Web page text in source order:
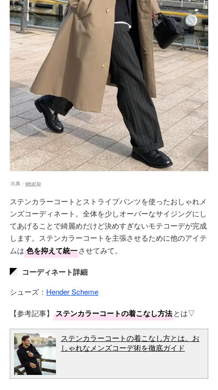
出典： wear.jp
ステンカラーコートとストライプパンツを使ったおしゃれメ
ンズコーディネート。全体を少しオーバーなサイジングにし
てあげることで綺麗めだけど決めすぎないモテコーデが完成
します。ステンカラーコートを主張させるために他のアイテ
ムは 色を抑えて統一させてみて。
コーディネート詳細
シューズ： Hender Scheme
【参考記事】 ステンカラーコートの着こなし方法とは▽
ステンカラーコートの着こなし方とは。お
しゃれなメンズコーデ術を徹底ガイド